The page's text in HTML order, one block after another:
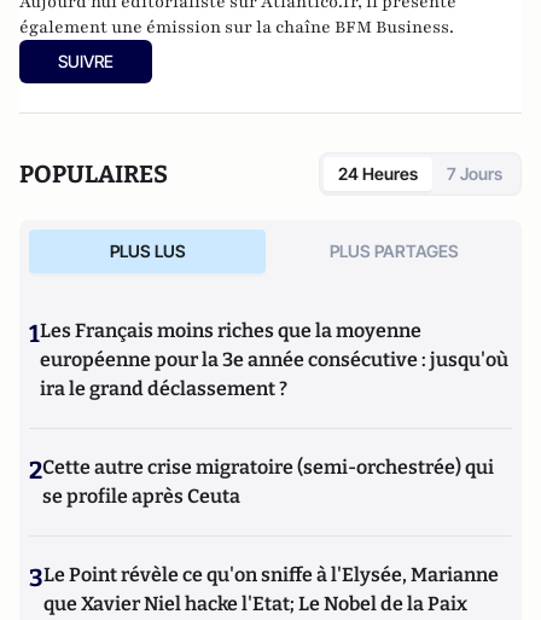
également une émission sur la chaîne BFM Business.
SUIVRE
POPULAIRES 24 Heures 7 Jours
PLUS LUS PLUS PARTAGES
1Les Français moins riches que la moyenne
européenne pour la 3e année consécutive : jusqu'où
ira le grand déclassement ?
2Cette autre crise migratoire (semi-orchestrée) qui
se profile après Ceuta
3Le Point révèle ce qu'on sniffe à l'Elysée, Marianne
que Xavier Niel hacke l'Etat; Le Nobel de la Paix